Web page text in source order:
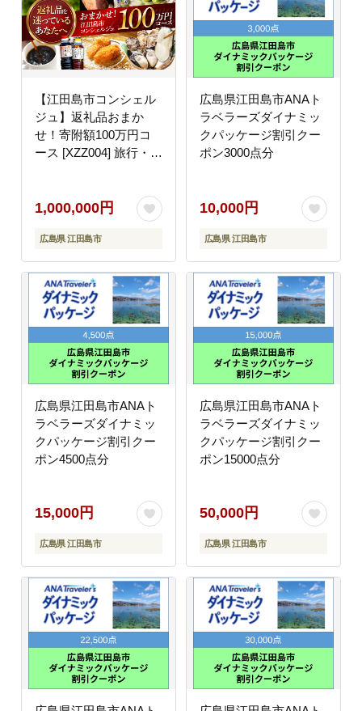
【江田島市コンシェル
ジュ】返礼品おまか
せ！寄附額100万円コ
ース [XZZ004] 旅行・体
1,000,000円
広島県 江田島市
広島県江田島市ANAト
ラベラーズダイナミッ
クパッケージ割引クー
ポン3000点分
10,000円
広島県 江田島市
広島県江田島市ANAト
ラベラーズダイナミッ
クパッケージ割引クー
ポン4500点分
15,000円
広島県 江田島市
広島県江田島市ANAト
ラベラーズダイナミッ
クパッケージ割引クー
ポン15000点分
50,000円
広島県 江田島市